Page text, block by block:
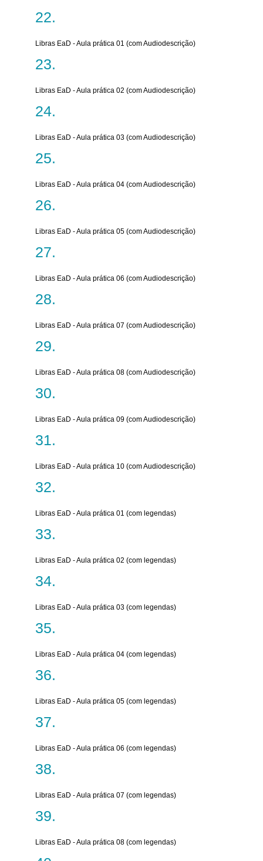
Libras EaD - Aula prática 01 (com Audiodescrição)
Libras EaD - Aula prática 02 (com Audiodescrição)
Libras EaD - Aula prática 03 (com Audiodescrição)
Libras EaD - Aula prática 04 (com Audiodescrição)
Libras EaD - Aula prática 05 (com Audiodescrição)
Libras EaD - Aula prática 06 (com Audiodescrição)
Libras EaD - Aula prática 07 (com Audiodescrição)
Libras EaD - Aula prática 08 (com Audiodescrição)
Libras EaD - Aula prática 09 (com Audiodescrição)
Libras EaD - Aula prática 10 (com Audiodescrição)
Libras EaD - Aula prática 01 (com legendas)
Libras EaD - Aula prática 02 (com legendas)
Libras EaD - Aula prática 03 (com legendas)
Libras EaD - Aula prática 04 (com legendas)
Libras EaD - Aula prática 05 (com legendas)
Libras EaD - Aula prática 06 (com legendas)
Libras EaD - Aula prática 07 (com legendas)
Libras EaD - Aula prática 08 (com legendas)